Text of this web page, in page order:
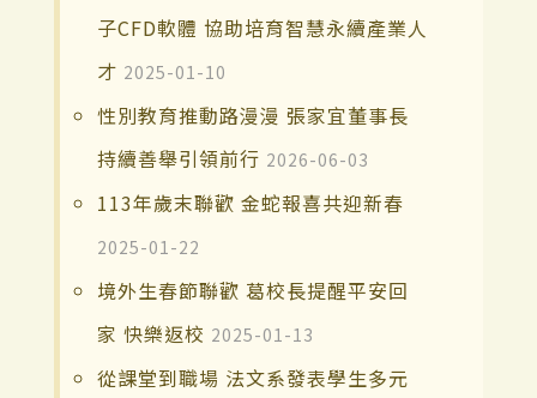
子CFD軟體 協助培育智慧永續產業人
才 2025-01-10
性別教育推動路漫漫 張家宜董事長
持續善舉引領前行 2026-06-03
113年歲末聯歡 金蛇報喜共迎新春
2025-01-22
境外生春節聯歡 葛校長提醒平安回
家 快樂返校 2025-01-13
從課堂到職場 法文系發表學生多元